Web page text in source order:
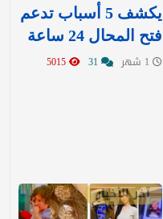
يكشف 5 أسباب تدعم
فتح المحال 24 ساعة
آخر الأخبار